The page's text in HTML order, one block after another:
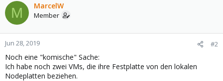
M MarcelW
Member
Jun 28, 2019 #2
Noch eine "komische" Sache:
Ich habe noch zwei VMs, die ihre Festplatte von den lokalen
Nodeplatten beziehen.